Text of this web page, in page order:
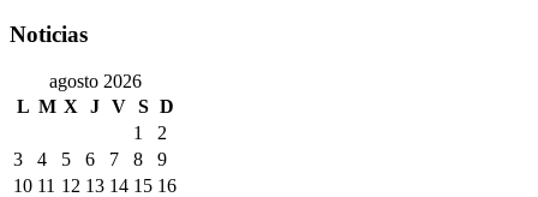
Noticias
agosto 2026
L M X J V S D
1
2
3
4 5 6 7 8
9
10 11 12 13 14 15 16